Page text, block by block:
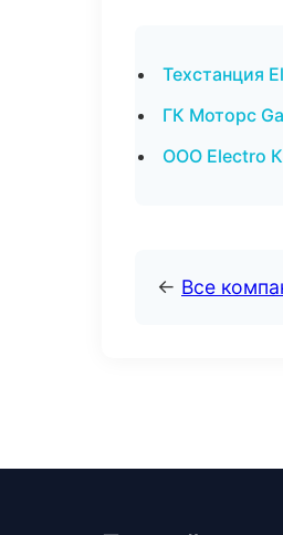
Техстанция
ГК Моторс
ООО Electro
← Все